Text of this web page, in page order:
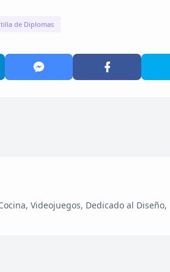
de Diplomas
Videojuegos, Dedicado al